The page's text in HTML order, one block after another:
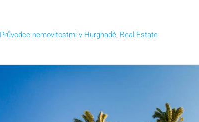
Průvodce nemovitostmi v Hurghadě, Real Estate